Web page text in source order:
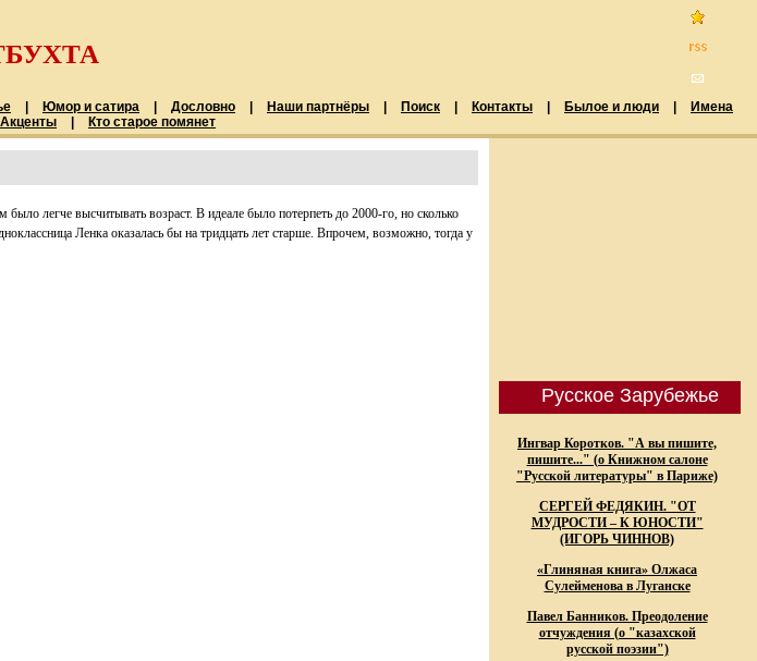
Юмор и сатира Дословно Наши партнёры Поиск Контакты Былое и люди
Имена
Акценты Кто старое помянет
легче высчитывать возраст. В идеале было потерпеть до 2000-го, но сколько
Ленка оказалась бы на тридцать лет старше. Впрочем, возможно, тогда у
Русское Зарубежье
Ингвар Коротков. "А вы пишите,
пишите..." (о Книжном салоне
"Русской литературы" в Париже)
СЕРГЕЙ ФЕДЯКИН. "ОТ
МУДРОСТИ – К ЮНОСТИ"
(ИГОРЬ ЧИННОВ)
«Глиняная книга» Олжаса
Сулейменова в Луганске
Павел Банников. Преодоление
отчуждения (о "казахской
русской поэзии")